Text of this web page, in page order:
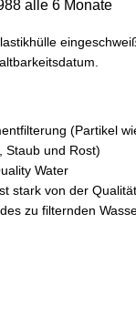
alle 6 Monate
(Partikel
Staub und Rost)
Water
stark von der Qualität
zu filternden